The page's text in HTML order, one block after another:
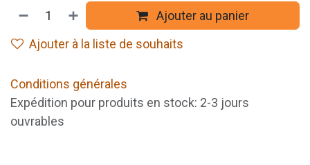
Ajouter au panier
Ajouter à la liste de souhaits
Conditions générales
Expédition pour produits en stock: 2-3 jours
ouvrables